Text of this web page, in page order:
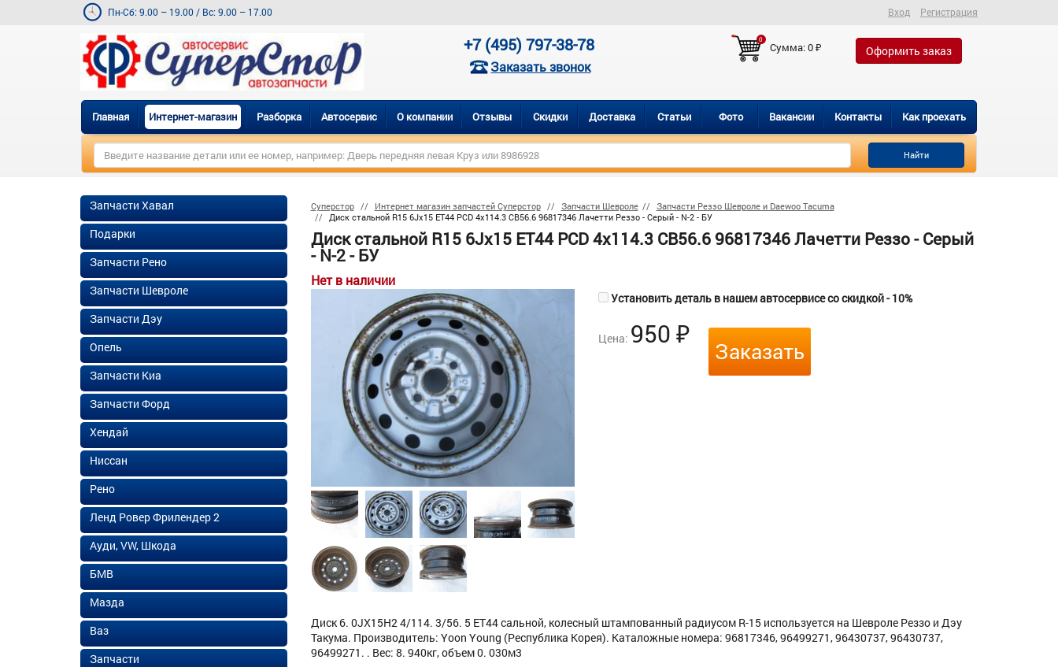
Пн-Сб: 9.00 – 19.00 / Вс: 9.00 – 17.00 Вход Регистрация
+7 (495) 797-38-78
Заказать звонок
0
Сумма:0₽ Оформить заказ
Главная Интернет-магазин Разборка Автосервис О компании Отзывы Скидки Доставка Статьи Фото Вакансии Контакты Как проехать
Найти
Суперстор Интернет магазин запчастей Суперстор Запчасти Шевроле
Запчасти Реззо Шевроле и Daewoo Tacuma
Диск стальной R15 6Jx15 ET44 PCD 4x114.3 CB56.6 96817346 Лачетти Реззо - Серый - N-2 - БУ
Диск стальной R15 6Jx15 ET44 PCD 4x114.3 CB56.6 96817346 Лачетти Реззо - Серый
- N-2 - БУ
Нет в наличии
Установить деталь в нашем автосервисе со скидкой - 10%
Цена: 950₽
Заказать
Диск 6. 0JX15H2 4/114. 3/56. 5 ET44 сальной, колесный штампованный радиусом R-15 используется на Шевроле Реззо и Дэу
Такума. Производитель: Yoon Young (Республика Корея). Каталожные номера: 96817346, 96499271, 96430737, 96430737,
96499271. . Вес: 8. 940кг, объем 0. 030м3
Запчасти Хавал
Подарки
Запчасти Рено
Запчасти Шевроле
Запчасти Дэу
Опель
Запчасти Киа
Запчасти Форд
Хендай
Ниссан
Рено
Ленд Ровер Фрилендер 2
Ауди, VW, Шкода
БМВ
Мазда
Ваз
Запчасти